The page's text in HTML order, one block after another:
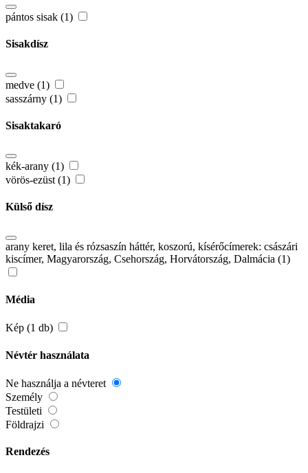
pántos sisak (1)
Sisakdísz
medve (1)
sasszárny (1)
Sisaktakaró
kék-arany (1)
vörös-ezüst (1)
Külső dísz
arany keret, lila és rózsaszín háttér, koszorú, kísérőcímerek: császári
kiscímer, Magyarország, Csehország, Horvátország, Dalmácia (1)
Média
Kép (1 db)
Névtér használata
Ne használja a névteret
Személy
Testületi
Földrajzi
Rendezés